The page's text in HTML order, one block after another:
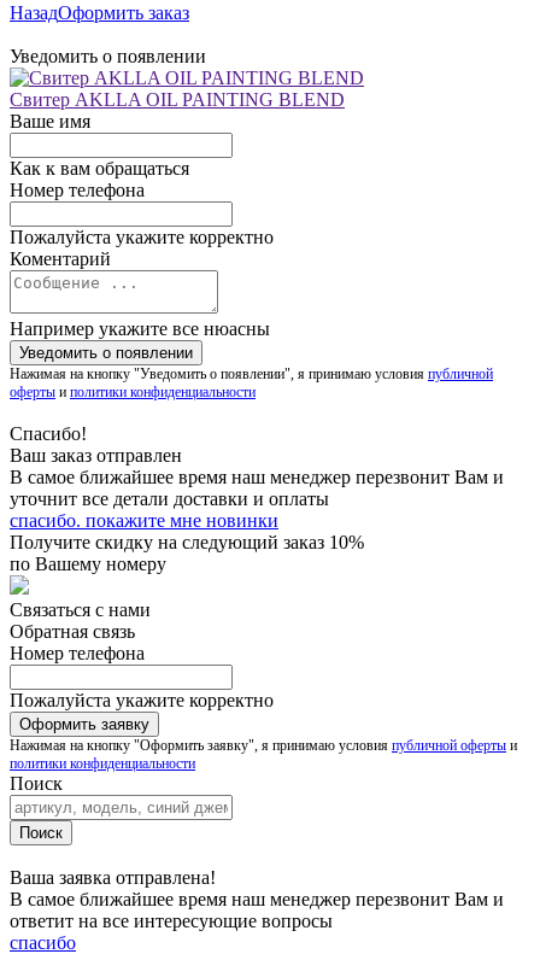
НазадОформить заказ
Уведомить о появлении
Свитер AKLLA OIL PAINTING BLEND
Ваше имя
Как к вам обращаться
Номер телефона
Пожалуйста укажите корректно
Коментарий
Например укажите все нюасны
Нажимая на кнопку "Уведомить о появлении", я принимаю условия публичной
оферты и политики конфиденциальности
Спасибо!
Ваш заказ отправлен
В самое ближайшее время наш менеджер перезвонит Вам и
уточнит все детали доставки и оплаты
спасибо. покажите мне новинки
Получите скидку на следующий заказ 10%
по Вашему номеру
Связаться с нами
Обратная связь
Номер телефона
Пожалуйста укажите корректно
Нажимая на кнопку "Оформить заявку", я принимаю условия публичной оферты и
политики конфиденциальности
Поиск
Ваша заявка отправлена!
В самое ближайшее время наш менеджер перезвонит Вам и
ответит на все интересующие вопросы
спасибо